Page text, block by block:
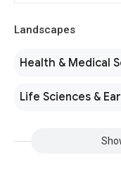
Landscapes
Health & Medical
Life Sciences &